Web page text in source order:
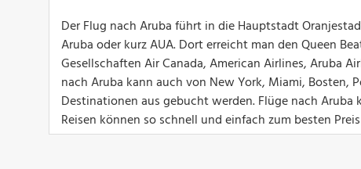
Der Flug nach Aruba führt in die Hauptstadt
Aruba oder kurz AUA. Dort erreicht man den Queen
Gesellschaften Air Canada, American Airlines, Aruba
nach Aruba kann auch von New York, Miami, Bosten,
Destinationen aus gebucht werden. Flüge nach
Reisen können so schnell und einfach zum besten